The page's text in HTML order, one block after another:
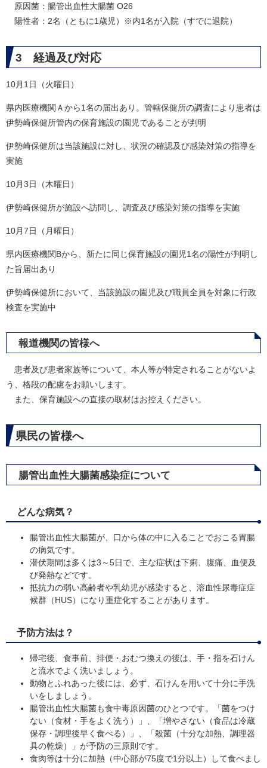
原因菌：腸管出血性大腸菌 O26
陽性者：2名（ともに1歳児）※内1名が入院（すでに退院）​
3 経過​及び対応
​10月1日（火曜日）
県内医療機関Ａから1名の届出あり。管轄保健所の調査により患者は
伊勢崎保健所管内の保育施設の園児であることが判明
伊勢崎保健所は当該施設に対し、状況の確認及び感染対策の指導を
実施
10月3日（木曜日）
伊勢崎保健所が施設へ訪問し、調査及び感染対策の指導を実施
10月7日（月曜日）
県内医療機関Bから、新たに同じ保育施設の園児1名の陽性が判明し
た旨届出あり
伊勢崎保健所において、当該施設の園児及び職員全員を対象に行政
検査を実施中
報道機関の皆様へ
患者及び患者家族等について、本人等が特定されることがないよ
う、格段の配慮をお願いします。
また、保育施設への直接の取材はお控えください。
県民の皆様へ
腸管出血性大腸菌感染症について
どんな病気？
腸管出血性大腸菌が、口から体の中に入ることでおこる胃腸
の病気です。
潜伏期間は多くは3～5日で、主な症状は下痢、腹痛、血便及
び発熱などです。
抵抗力の弱い高齢者や乳幼児が感染すると、溶血性尿毒症症
候群（HUS）になり重症化することがあります。
予防方法は？
帰宅後、食事前、排便・おむつ換えの後は、手・指を石けん
と流水でよく洗いましょう。
動物とふれあった後には、必ず、石けんを用いて十分に手洗
いをしましょう。
腸管出血性大腸菌も食中毒原因菌のひとつです。「菌をつけ
ない（食材・手をよく洗う）」、「増やさない（食品は冷蔵
保存・調理後早く食べる）」、「殺菌（十分な加熱、調理器
具の乾燥）」が予防の三原則です。
食肉等は十分に加熱（中心部が75度で1分以上）して食べまし